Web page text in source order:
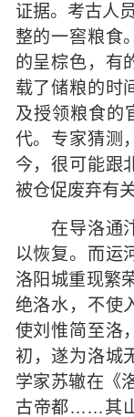
证据。考古人
整的一窖粮食
的呈棕色，有
载了储粮的时
及授领粮食的
代。专家猜测
今，很可能跟
被仓促废弃有关
在导洛通汴
以恢复。而运
洛阳城重现繁
绝洛水，不使
使刘惟简至洛
初，遂为洛城
学家苏辙在《
古帝都……其山